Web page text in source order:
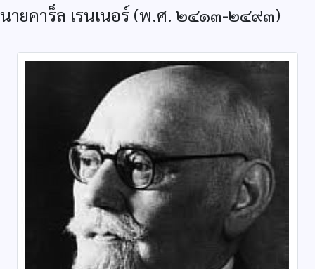
นายคาร็ล เรนเนอร์ (พ.ศ. ๒๔๑๓-๒๔๙๓)